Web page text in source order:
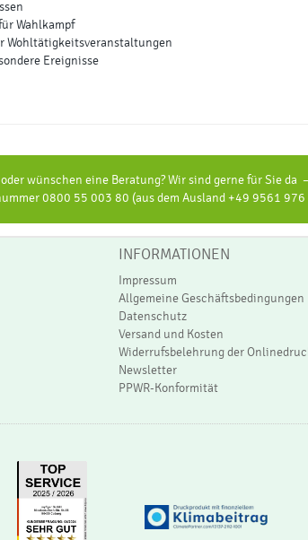
Wahlkampf
Wohltätigkeitsveranstaltungen
Ereignisse
oder wünschen eine Beratung? Wir sind gerne für Sie
0800 55 003 80 (aus dem Ausland +49 9561
INFORMATIONEN
Impressum
Allgemeine Geschäftsbedingungen
Datenschutz
Versand und Kosten
Widerrufsbelehrung der
Newsletter
PPWR-Konformität